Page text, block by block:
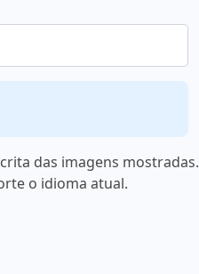
das imagens mostradas.
o idioma atual.